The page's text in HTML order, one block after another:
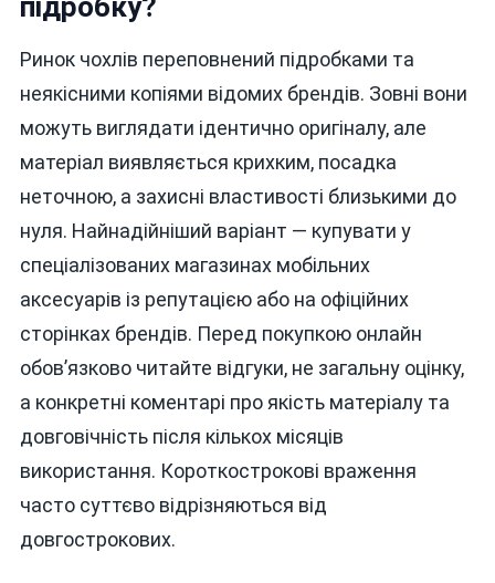
Ринок чохлів переповнений підробками та
неякісними копіями відомих брендів. Зовні вони
можуть виглядати ідентично оригіналу, але
матеріал виявляється крихким, посадка
неточною, а захисні властивості близькими до
нуля. Найнадійніший варіант — купувати у
спеціалізованих магазинах мобільних
аксесуарів із репутацією або на офіційних
сторінках брендів. Перед покупкою онлайн
обов’язково читайте відгуки, не загальну оцінку,
а конкретні коментарі про якість матеріалу та
довговічність після кількох місяців
використання. Короткострокові враження
часто суттєво відрізняються від
довгострокових.